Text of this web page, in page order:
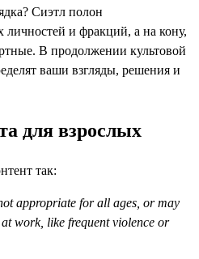
Сиэтл полон
личностей и фракций, а на кону,
В продолжении культовой
ваши взгляды, решения и
для взрослых
так:
appropriate for all ages, or may
work, like frequent violence or